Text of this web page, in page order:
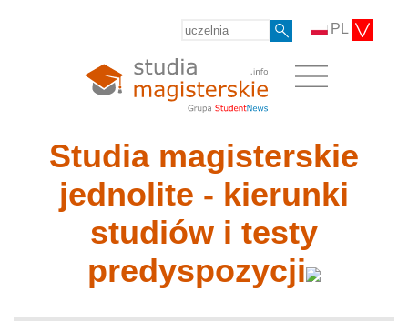
PL
Studia magisterskie
jednolite - kierunki
studiów i testy
predyspozycji